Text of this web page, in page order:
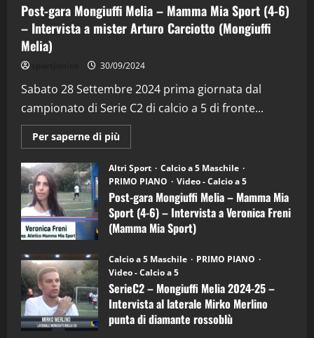
Post-gara Mongiuffi Melia – Mamma Mia Sport (4-6)
– Intervista a mister Arturo Carciotto (Mongiuffi
Melia)
30/09/2024
Sabato 28 Settembre 2024 prima giornata dal
campionato di Serie C2 di calcio a 5 di fronte...
Per saperne di più
informazioni
Post-
gara
Mongiuffi
Melia
–
Mamma
Mia
Sport
6)
–
Intervista
a
mister
Arturo
Carciotto
(Mongiuffi
Altri Sport
Calcio a 5 Maschile
PRIMO PIANO
Video - Calcio a 5
Post-gara Mongiuffi Melia – Mamma Mia
Sport (4-6) – Intervista a Veronica Freni
(Mamma Mia Sport)
Calcio a 5 Maschile
PRIMO PIANO
Video - Calcio a 5
SerieC2 – Mongiuffi Melia 2024-25 –
Intervista al laterale Mirko Merlino
punta di diamante rossoblù
2
“SportEmpire” in Podcast: 29^ Puntata
(Martedi 28 Aprile 2026)
28/04/2026
3
"SportEmpire" in Podcast
“SportEmpire” in Podcast: 28^ Puntata
(Martedi 21 Aprile 2026)
21/04/2026
4
“SportEmpire” in Podcast: 27^ Puntata
(Martedi 14 Aprile 2026)
15/04/2026